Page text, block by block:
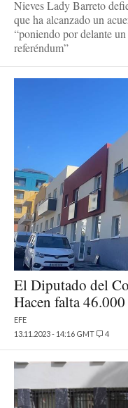
Nieves Lady Barreto
que ha alcanzado un
“poniendo por delante
referéndum”
El Diputado del
Hacen falta
EFE
13.11.2023 - 14:16 GMT
4